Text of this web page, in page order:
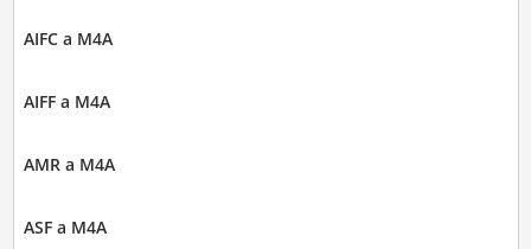
AIFC a M4A
AIFF a M4A
AMR a M4A
ASF a M4A